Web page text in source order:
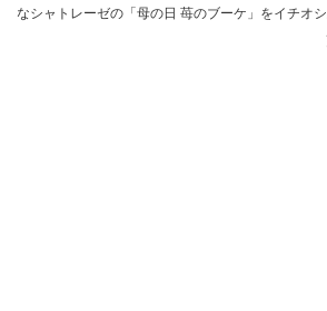
なシャトレーゼの「母の日 苺のブーケ」をイチオ
販売期間は2024年5月10日～2024年5月12日まで